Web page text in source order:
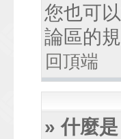
您也可
論區的規
回頂端
» 什麼